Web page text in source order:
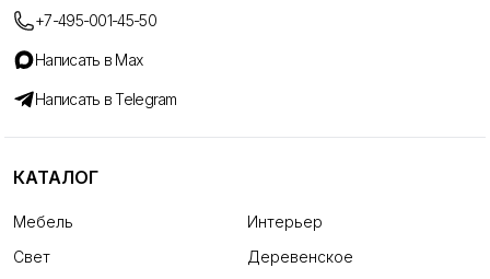
+7-495-001-45-50
Написать в Max
Написать в Telegram
КАТАЛОГ
Мебель
Интерьер
Свет
Деревенское